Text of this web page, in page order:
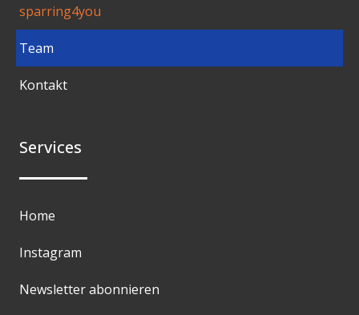
sparring4you
Team
Kontakt
Services
Home
Instagram
Newsletter abonnieren